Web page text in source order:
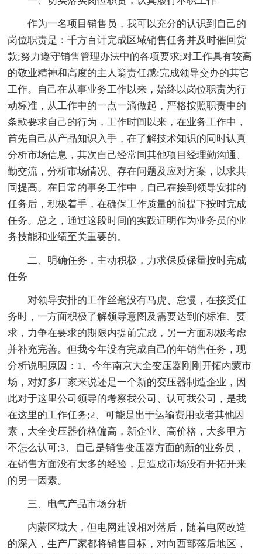
作为一名项目销售员，我可以充分的认识到自己的
岗位职责是：千方百计完成区域销售任务并及时催回货
款;努力遵守销售管理办法中的各项要求;对工作具有较高
的敬业精神和高度的主人翁责任感;完成领导交办的其它
工作。自己在从事业务工作以来，始终以岗位职责为行
动标准，从工作中的一点一滴做起，严格按照职责中的
条款要求自己的行为，工作时间以来，在业务工作中，
首先自己从产品知识入手，在了解技术知识的同时认真
分析市场信息，其次自己经常同其他项目经理勤沟通、
勤交流，分析市场情况、存在问题及应对方案，以求共
同提高。在日常的事务工作中，自己在接到领导安排的
任务后，积极着手，在确保工作质量的前提下按时完成
任务。总之，通过这段时间的实践证明作为业务员的业
务技能和业绩至关重要的。
二、明确任务，主动积极，力求保质保量按时完成
任务
对领导安排的工作丝毫没有马虎、怠慢，在接受任
务时，一方面积极了解领导意图及需要达到的标准、要
求，力争在要求的期限内提前完成，另一方面积极考虑
并补充完善。但我今年没有完成自己的年销售任务，现
分析说明原因：1、今年南京大全变压器刚刚开拓内蒙市
场，对好多厂家来说还是一个新的变压器制造企业，因
此对于这里公司领导的考察我公司、认可我公司，是我
在这里的工作任务;2、可能是出于运输费用或者其他因
素，大全变压器价格偏高，新企业、高价格，大多甲方
不怎么认可;3、自己是销售变压器方面的新的业务员，
在销售方面没有太多的经验，是造成市场没有开拓开来
的另一因素。
三、电气产品市场分析
内蒙区域大，但电网建设相对落后，随着电网改造
的深入，生产厂家都将销售目标，对向西部落后地区，